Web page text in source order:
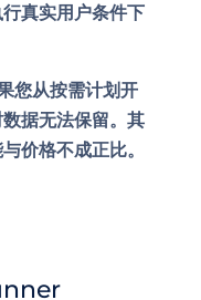
真实用户条件下
您从按需计划开
据无法保留。其
价格不成正比。